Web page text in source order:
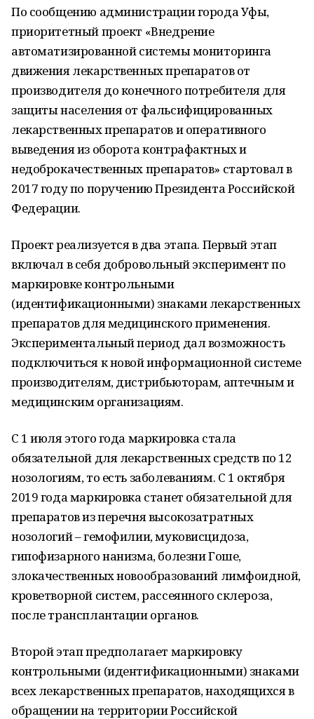
По сообщению администрации города Уфы,
приоритетный проект «Внедрение
автоматизированной системы мониторинга
движения лекарственных препаратов от
производителя до конечного потребителя для
защиты населения от фальсифицированных
лекарственных препаратов и оперативного
выведения из оборота контрафактных и
недоброкачественных препаратов» стартовал в
2017 году по поручению Президента Российской
Федерации.
Проект реализуется в два этапа. Первый этап
включал в себя добровольный эксперимент по
маркировке контрольными
(идентификационными) знаками лекарственных
препаратов для медицинского применения.
Экспериментальный период дал возможность
подключиться к новой информационной системе
производителям, дистрибьюторам, аптечным и
медицинским организациям.
С 1 июля этого года маркировка стала
обязательной для лекарственных средств по 12
нозологиям, то есть заболеваниям. С 1 октября
2019 года маркировка станет обязательной для
препаратов из перечня высокозатратных
нозологий ‒ гемофилии, муковисцидоза,
гипофизарного нанизма, болезни Гоше,
злокачественных новообразований лимфоидной,
кроветворной систем, рассеянного склероза,
после трансплантации органов.
Второй этап предполагает маркировку
контрольными (идентификационными) знаками
всех лекарственных препаратов, находящихся в
обращении на территории Российской